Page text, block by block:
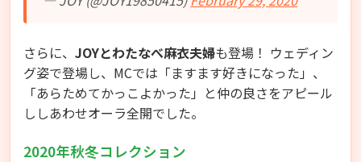
さらに、 JOYとわたなべ麻衣夫婦も登場！ ウェディン
グ姿で登場し、MCでは「ますます好きになった」、
「あらためてかっこよかった」と仲の良さをアピール
ししあわせオーラ全開でした。
2020年秋冬コレクション